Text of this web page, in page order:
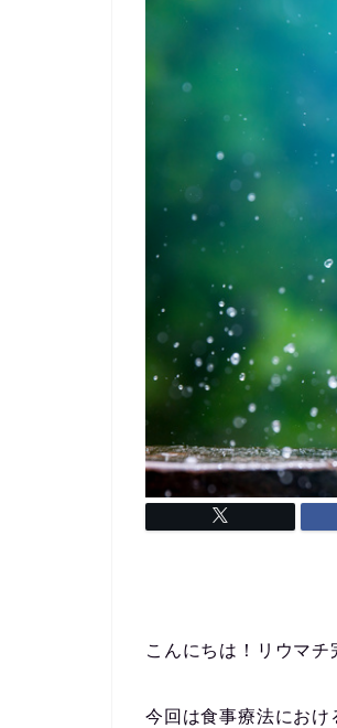
こんにちは！リウマチ
今回は食事療法におけ